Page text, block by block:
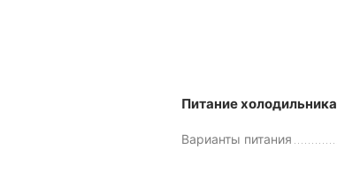
Питание холодильника
Варианты питания